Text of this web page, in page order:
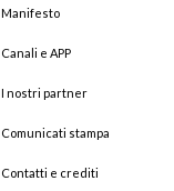
Manifesto
Canali e APP
I nostri partner
Comunicati stampa
Contatti e crediti